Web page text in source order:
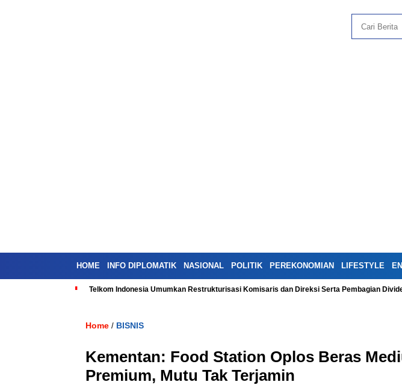
HOME INFO DIPLOMATIK NASIONAL POLITIK PEREKONOMIAN LIFESTYLE
Telkom Indonesia Umumkan Restrukturisasi Komisaris dan Direksi Serta Pembagian
Home / BISNIS
Kementan: Food Station Oplos Beras
Premium, Mutu Tak Terjamin